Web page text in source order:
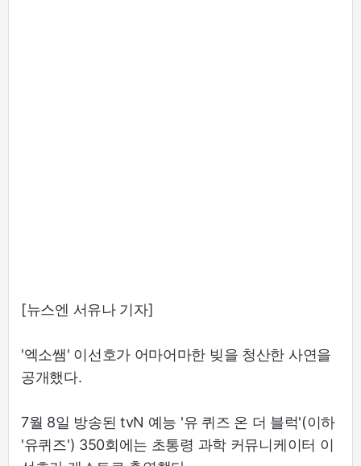
[뉴스엔 서유나 기자]
'엑소쌤' 이선호가 어마어마한 빚을 청산한 사연을
공개했다.
7월 8일 방송된 tvN 예능 '유 퀴즈 온 더 블럭'(이하
'유퀴즈') 350회에는 초통령 과학 커뮤니케이터 이